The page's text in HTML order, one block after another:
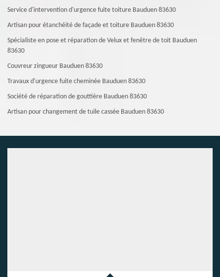
Service d'intervention d'urgence fuite toiture Bauduen 83630
Artisan pour étanchéité de façade et toiture Bauduen 83630
Spécialiste en pose et réparation de Velux et fenêtre de toit Bauduen
83630
Couvreur zingueur Bauduen 83630
Travaux d'urgence fuite cheminée Bauduen 83630
Société de réparation de gouttière Bauduen 83630
Artisan pour changement de tuile cassée Bauduen 83630